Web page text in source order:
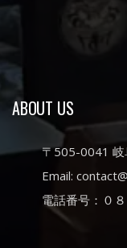
ABOUT US
〒505-0041 岐
Email:
電話番号：０